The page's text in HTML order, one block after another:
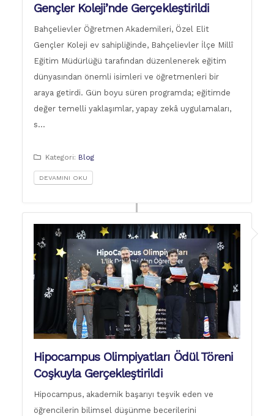
Gençler Koleji’nde Gerçekleştirildi
Bahçelievler Öğretmen Akademileri, Özel Elit
Gençler Koleji ev sahipliğinde, Bahçelievler İlçe Millî
Eğitim Müdürlüğü tarafından düzenlenerek eğitim
dünyasından önemli isimleri ve öğretmenleri bir
araya getirdi. Gün boyu süren programda; eğitimde
değer temelli yaklaşımlar, yapay zekâ uygulamaları,
s…
Kategori: Blog
DEVAMINI OKU
Hipocampus Olimpiyatları Ödül Töreni
Coşkuyla Gerçekleştirildi
Hipocampus, akademik başarıyı teşvik eden ve
öğrencilerin bilimsel düşünme becerilerini